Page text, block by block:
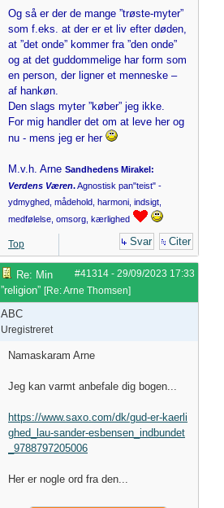
Og så er der de mange ”trøste-myter”
som f.eks. at der er et liv efter døden,
at ”det onde” kommer fra ”den onde”
og at det guddommelige har form som
en person, der ligner et menneske –
af hankøn.
Den slags myter ”køber” jeg ikke.
For mig handler det om at leve her og
nu - mens jeg er her
M.v.h. Arne Sandhedens Mirakel:
Verdens Væren.Agnostisk pan"teist" -
ydmyghed, mådehold, harmoni, indsigt,
medfølelse, omsorg, kærlighed
Top Svar Citer
#41314 - 29/09/2023 17:33
Re: Min
”religion” [Re: Arne Thomsen]
ABC
Uregistreret
Namaskaram Arne
Jeg kan varmt anbefale dig bogen...
https://www.saxo.com/dk/gud-er-kaerli
ghed_lau-sander-esbensen_indbundet
_9788797205006
Her er nogle ord fra den...